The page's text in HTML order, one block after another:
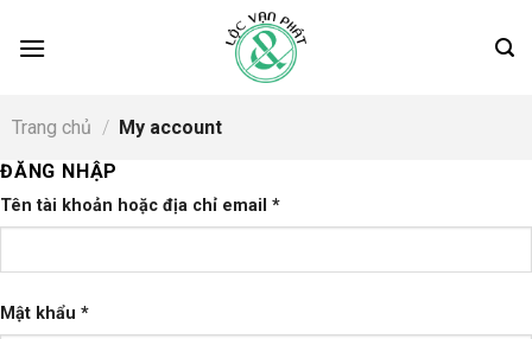
Trang chủ / My account
ĐĂNG NHẬP
Tên tài khoản hoặc địa chỉ email *
Mật khẩu *